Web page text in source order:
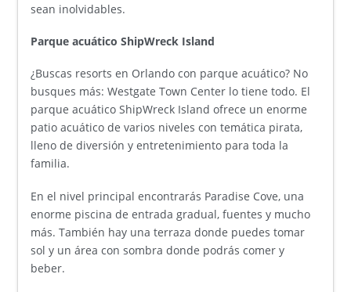
sean inolvidables.
Parque acuático ShipWreck Island
¿Buscas resorts en Orlando con parque acuático? No
busques más: Westgate Town Center lo tiene todo. El
parque acuático ShipWreck Island ofrece un enorme
patio acuático de varios niveles con temática pirata,
lleno de diversión y entretenimiento para toda la
familia.
En el nivel principal encontrarás Paradise Cove, una
enorme piscina de entrada gradual, fuentes y mucho
más. También hay una terraza donde puedes tomar
sol y un área con sombra donde podrás comer y
beber.